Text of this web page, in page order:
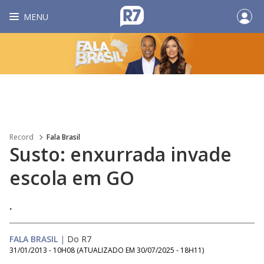
MENU
Record Fala Brasil
Susto: enxurrada invade
escola em GO
.
FALA BRASIL | Do R7
31/01/2013 - 10H08 (ATUALIZADO EM 30/07/2025 - 18H11)